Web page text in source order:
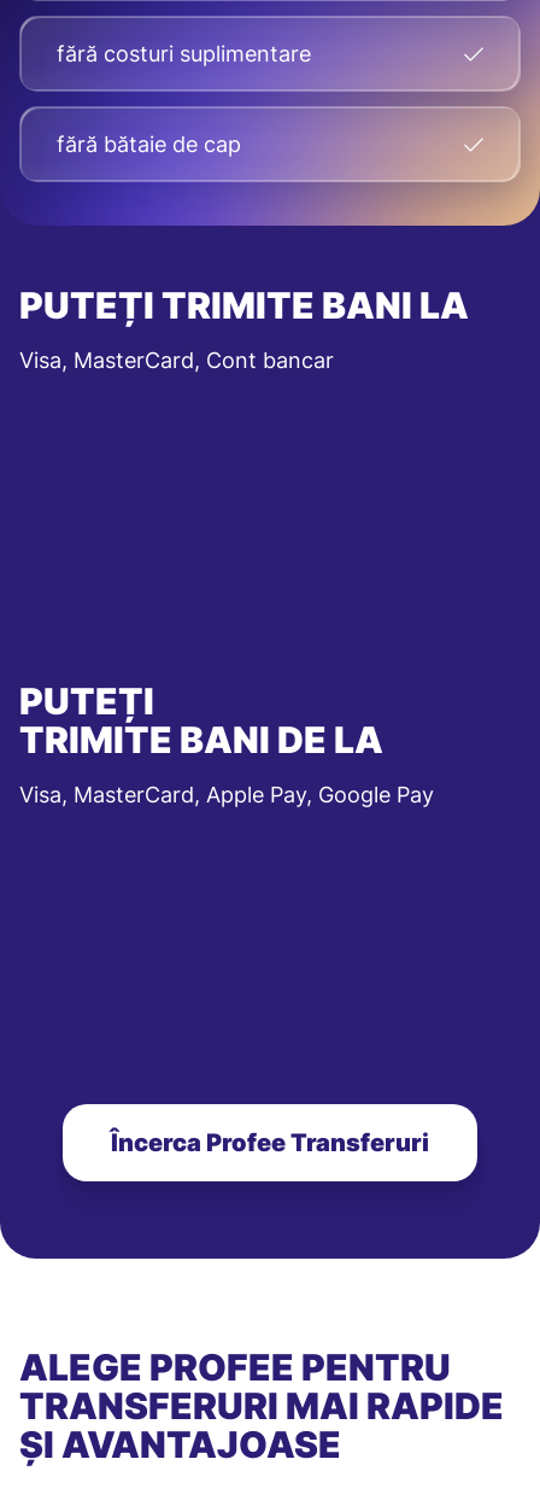
fără costuri suplimentare
fără bătaie de cap
PUTEȚI TRIMITE BANI LA
Visa, MasterCard, Cont bancar
PUTEȚI
TRIMITE BANI DE LA
Visa, MasterCard, Apple Pay, Google Pay
Încerca Profee Transferuri
ALEGE PROFEE PENTRU
TRANSFERURI MAI RAPIDE
ȘI AVANTAJOASE